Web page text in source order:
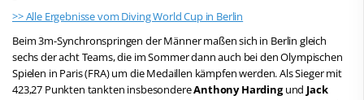
>> Alle Ergebnisse vom Diving World Cup in Berlin
Beim 3m-Synchronspringen der Männer maßen sich in Berlin gleich
sechs der acht Teams, die im Sommer dann auch bei den Olympischen
Spielen in Paris (FRA) um die Medaillen kämpfen werden. Als Sieger mit
423,27 Punkten tankten insbesondereAnthony Hardingund Jack